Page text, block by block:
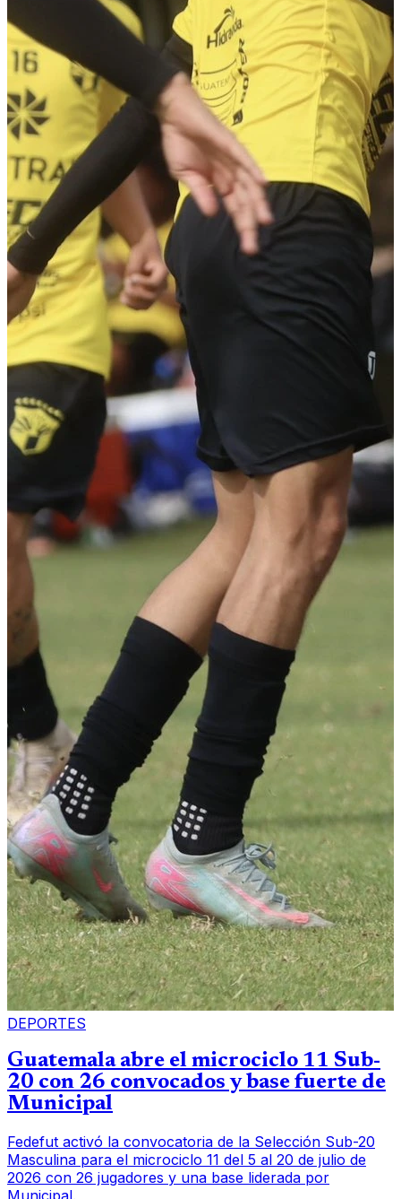
DEPORTES
Guatemala abre el microciclo 11 Sub-
20 con 26 convocados y base fuerte de
Municipal
Fedefut activó la convocatoria de la Selección Sub-20
Masculina para el microciclo 11 del 5 al 20 de julio de
2026 con 26 jugadores y una base liderada por